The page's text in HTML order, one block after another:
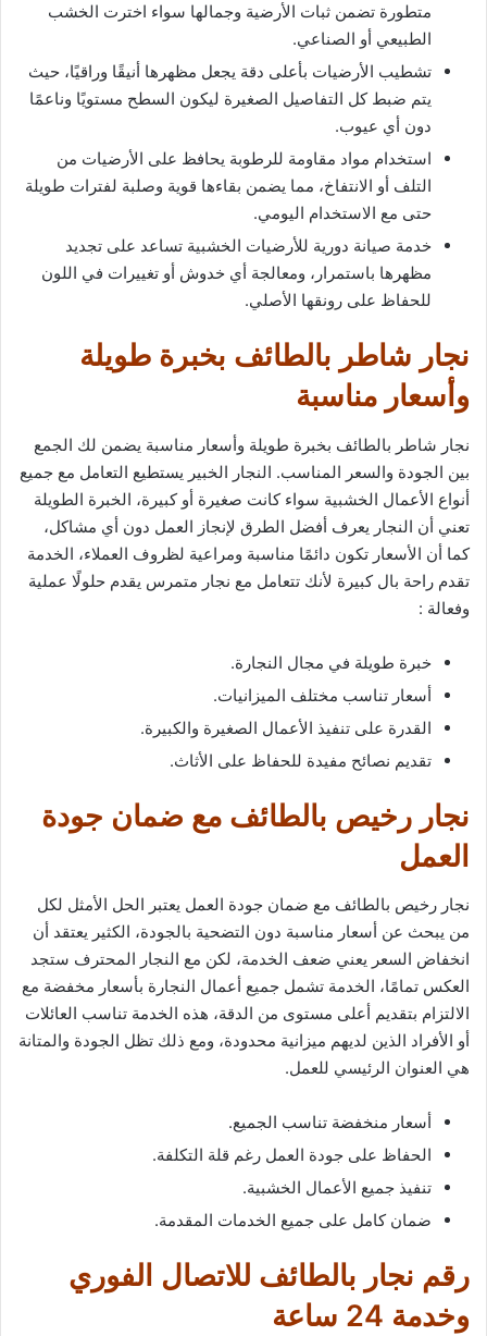
متطورة تضمن ثبات الأرضية وجمالها سواء اخترت الخشب
الطبيعي أو الصناعي.
تشطيب الأرضيات بأعلى دقة يجعل مظهرها أنيقًا وراقيًا، حيث
يتم ضبط كل التفاصيل الصغيرة ليكون السطح مستويًا وناعمًا
دون أي عيوب.
استخدام مواد مقاومة للرطوبة يحافظ على الأرضيات من
التلف أو الانتفاخ، مما يضمن بقاءها قوية وصلبة لفترات طويلة
حتى مع الاستخدام اليومي.
خدمة صيانة دورية للأرضيات الخشبية تساعد على تجديد
مظهرها باستمرار، ومعالجة أي خدوش أو تغييرات في اللون
للحفاظ على رونقها الأصلي.
نجار شاطر بالطائف بخبرة طويلة
وأسعار مناسبة
نجار شاطر بالطائف بخبرة طويلة وأسعار مناسبة يضمن لك الجمع
بين الجودة والسعر المناسب. النجار الخبير يستطيع التعامل مع جميع
أنواع الأعمال الخشبية سواء كانت صغيرة أو كبيرة، الخبرة الطويلة
تعني أن النجار يعرف أفضل الطرق لإنجاز العمل دون أي مشاكل،
كما أن الأسعار تكون دائمًا مناسبة ومراعية لظروف العملاء، الخدمة
تقدم راحة بال كبيرة لأنك تتعامل مع نجار متمرس يقدم حلولًا عملية
وفعالة :
خبرة طويلة في مجال النجارة.
أسعار تناسب مختلف الميزانيات.
القدرة على تنفيذ الأعمال الصغيرة والكبيرة.
تقديم نصائح مفيدة للحفاظ على الأثاث.
نجار رخيص بالطائف مع ضمان جودة
العمل
نجار رخيص بالطائف مع ضمان جودة العمل يعتبر الحل الأمثل لكل
من يبحث عن أسعار مناسبة دون التضحية بالجودة، الكثير يعتقد أن
انخفاض السعر يعني ضعف الخدمة، لكن مع النجار المحترف ستجد
العكس تمامًا، الخدمة تشمل جميع أعمال النجارة بأسعار مخفضة مع
الالتزام بتقديم أعلى مستوى من الدقة، هذه الخدمة تناسب العائلات
أو الأفراد الذين لديهم ميزانية محدودة، ومع ذلك تظل الجودة والمتانة
هي العنوان الرئيسي للعمل.
أسعار منخفضة تناسب الجميع.
الحفاظ على جودة العمل رغم قلة التكلفة.
تنفيذ جميع الأعمال الخشبية.
ضمان كامل على جميع الخدمات المقدمة.
رقم نجار بالطائف للاتصال الفوري
وخدمة 24 ساعة